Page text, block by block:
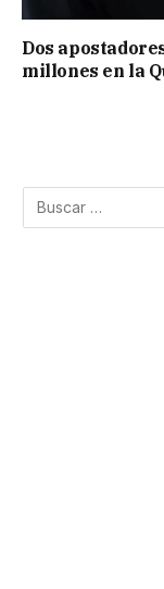
Dos
millones en la